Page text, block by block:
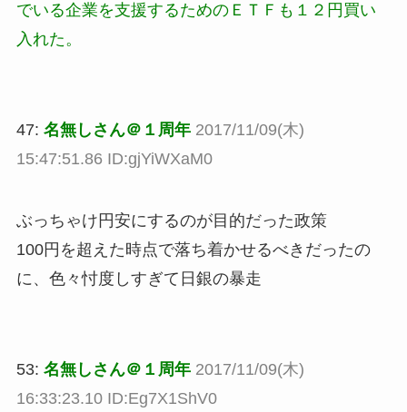
でいる企業を支援するためのＥＴＦも１２円買い
入れた。
47: 名無しさん＠１周年 2017/11/09(木)
15:47:51.86 ID:gjYiWXaM0
ぶっちゃけ円安にするのが目的だった政策
100円を超えた時点で落ち着かせるべきだったの
に、色々忖度しすぎて日銀の暴走
53: 名無しさん＠１周年 2017/11/09(木)
16:33:23.10 ID:Eg7X1ShV0